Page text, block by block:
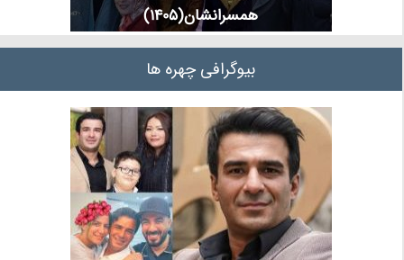
همسرانشان(1405)
بیوگرافی چهره ها